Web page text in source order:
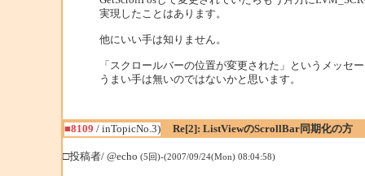
実現したことはあります。
他にいい手は知りません。
「スクロールバーの位置が変更された」というメッセー
うまい手は無いのではないかと思います。
■8109 / inTopicNo.3)
Re[2]: ListViewのScrollBar同期化の方
□投稿者/ @echo (5回)-(2007/09/24(Mon) 08:04:58)